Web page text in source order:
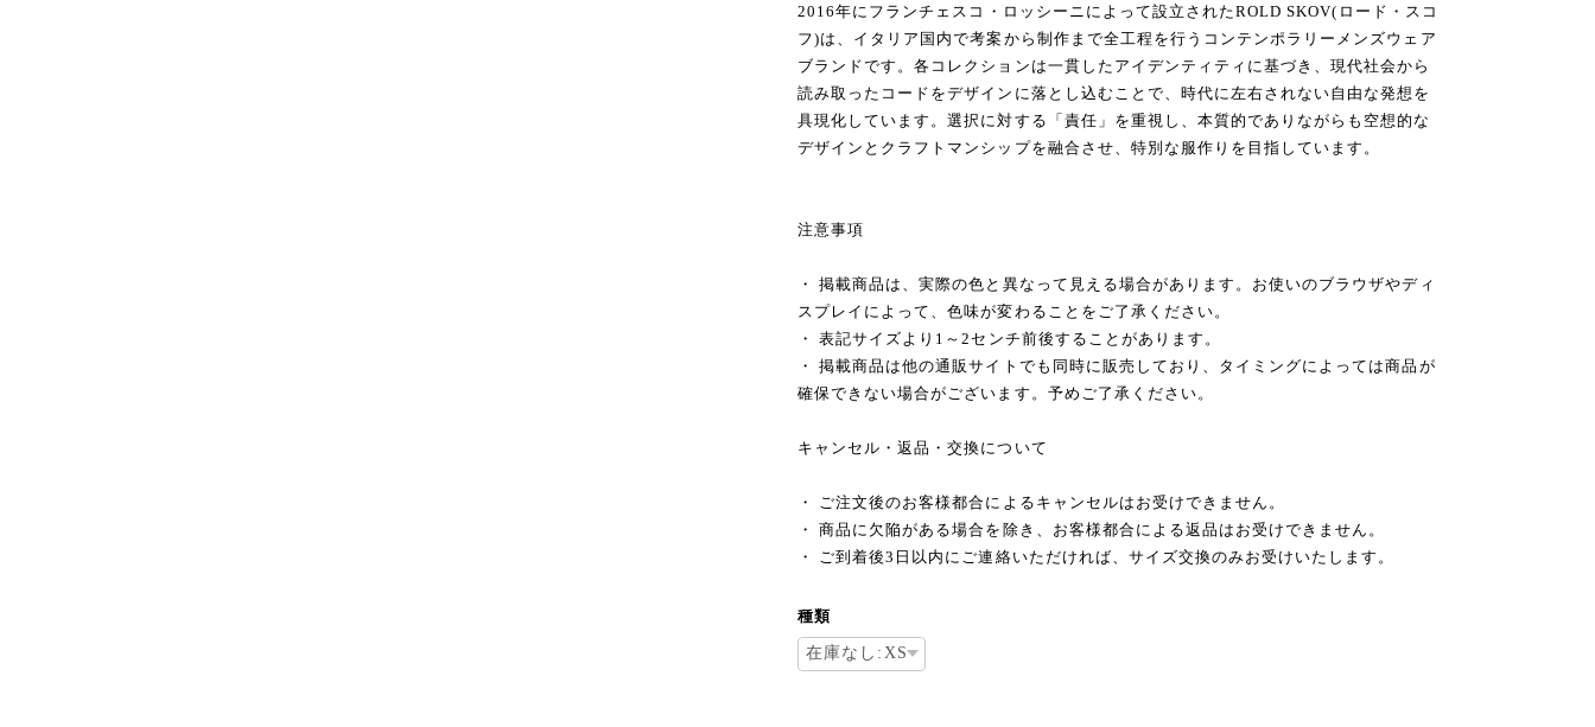
2016年にフランチェスコ・ロッシーニによって設立されたROLD SKOV(ロード・スコ
フ)は、イタリア国内で考案から制作まで全工程を行うコンテンポラリーメンズウェア
ブランドです。各コレクションは一貫したアイデンティティに基づき、現代社会から
読み取ったコードをデザインに落とし込むことで、時代に左右されない自由な発想を
具現化しています。選択に対する「責任」を重視し、本質的でありながらも空想的な
デザインとクラフトマンシップを融合させ、特別な服作りを目指しています。
注意事項
・ 掲載商品は、実際の色と異なって見える場合があります。お使いのブラウザやディ
スプレイによって、色味が変わることをご了承ください。
・ 表記サイズより1～2センチ前後することがあります。
・ 掲載商品は他の通販サイトでも同時に販売しており、タイミングによっては商品が
確保できない場合がございます。予めご了承ください。
キャンセル・返品・交換について
・ ご注文後のお客様都合によるキャンセルはお受けできません。
・ 商品に欠陥がある場合を除き、お客様都合による返品はお受けできません。
・ ご到着後3日以内にご連絡いただければ、サイズ交換のみお受けいたします。
種類